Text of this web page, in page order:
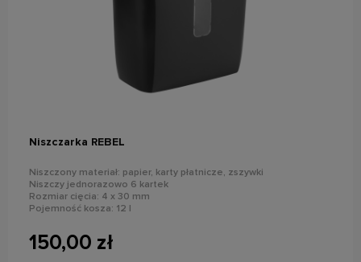
Niszczarka REBEL
Niszczony materiał: papier, karty płatnicze, zszywki
Niszczy jednorazowo 6 kartek
Rozmiar cięcia: 4 x 30 mm
Pojemność kosza: 12 l
150,00 zł